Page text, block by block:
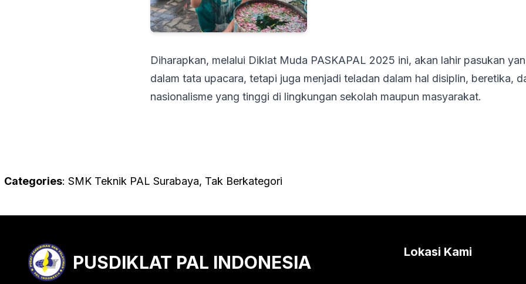
Diharapkan, melalui Diklat Muda PASKAPAL 2025 ini, akan lahir pasukan
dalam tata upacara, tetapi juga menjadi teladan dalam hal disiplin, beretika,
nasionalisme yang tinggi di lingkungan sekolah maupun masyarakat.
Categories:SMK Teknik PAL Surabaya, Tak Berkategori
PUSDIKLAT PAL INDONESIA Lokasi Kami